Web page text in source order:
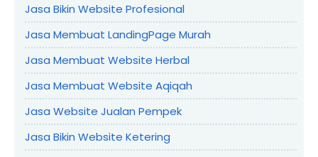
Jasa Bikin Website Profesional
Jasa Membuat LandingPage Murah
Jasa Membuat Website Herbal
Jasa Membuat Website Aqiqah
Jasa Website Jualan Pempek
Jasa Bikin Website Ketering